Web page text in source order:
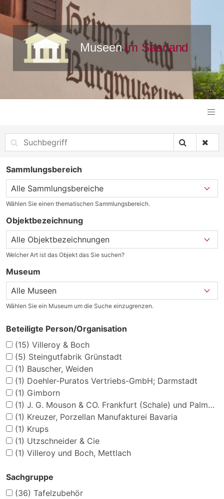
Sammlungsbereich
Wählen Sie einen thematischen Sammlungsbereich.
Objektbezeichnung
Welcher Art ist das Objekt das Sie suchen?
Museum
Wählen Sie ein Museum um die Suche einzugrenzen.
Beteiligte Person/Organisation
(15) Villeroy & Boch
(5) Steingutfabrik Grünstadt
(1) Bauscher, Weiden
(1) Doehler-Puratos Vertriebs-GmbH; Darmstadt
(1) Gimborn
(1) J. G. Mouson & CO. Frankfurt (Schale) und Palmoliv (Seife)
(1) Kreuzer, Porzellan Manufakturei Bavaria
(1) Krups
(1) Utzschneider & Cie
(1) Villeroy und Boch, Mettlach
Sachgruppe
(36) Tafelzubehör